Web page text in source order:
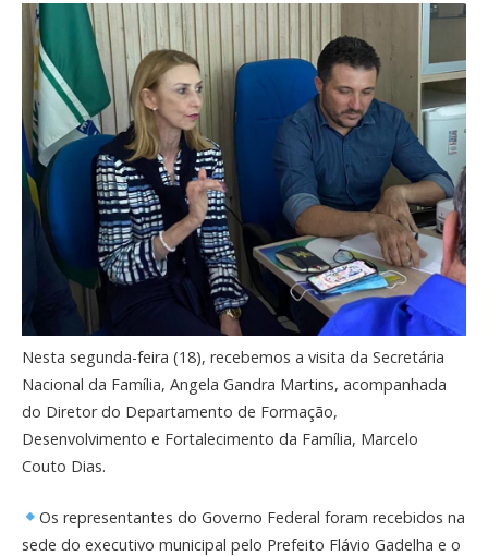
Nesta segunda-feira (18), recebemos a visita da Secretária
Nacional da Família, Angela Gandra Martins, acompanhada
do Diretor do Departamento de Formação,
Desenvolvimento e Fortalecimento da Família, Marcelo
Couto Dias.
Os representantes do Governo Federal foram recebidos na
sede do executivo municipal pelo Prefeito Flávio Gadelha e o